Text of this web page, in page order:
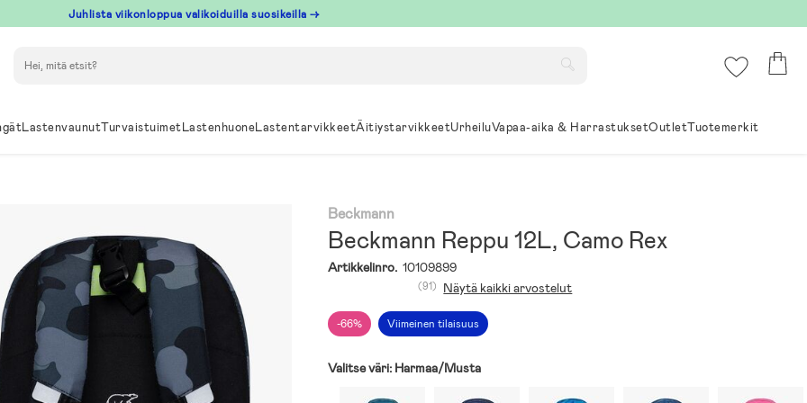
Juhlista viikonloppua valikoiduilla suosikeilla →
LastenvaunutTurvaistuimetLastenhuoneLastentarvikkeetÄitiystarvikkeetUrheiluVapaa-aika & HarrastuksetOutletTuotemerkit
Beckmann
Beckmann Reppu 12L, Camo Rex
Artikkelinro. 10109899
-66% Viimeinen tilaisuus
(91) Näytä kaikki arvostelut
Valitse väri: Harmaa/Musta